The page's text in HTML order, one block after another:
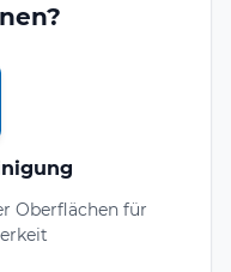
Oberflächen für